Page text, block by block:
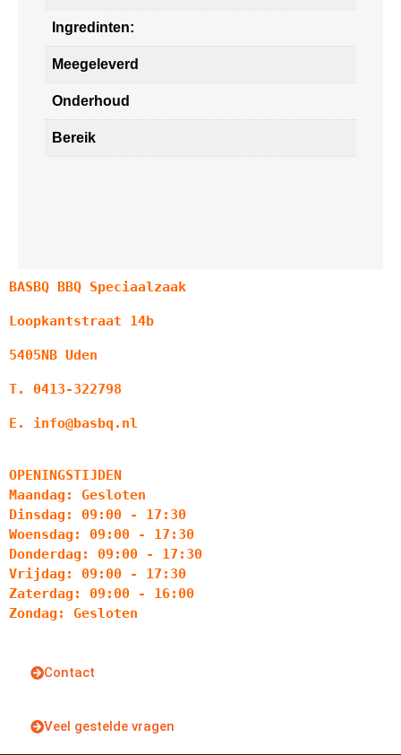
Ingredinten:
Meegeleverd
Onderhoud
Bereik
BASBQ BBQ Speciaalzaak
Loopkantstraat 14b
5405NB Uden
T. 0413-322798
E. info@basbq.nl
OPENINGSTIJDEN
Maandag: Gesloten
Dinsdag: 09:00 - 17:30
Woensdag: 09:00 - 17:30
Donderdag: 09:00 - 17:30
Vrijdag: 09:00 - 17:30
Zaterdag: 09:00 - 16:00
Zondag: Gesloten
Contact
Veel gestelde vragen